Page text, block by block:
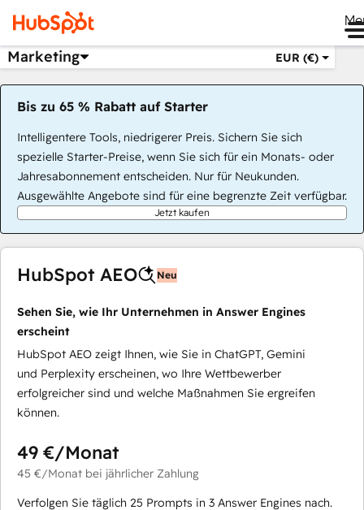
Marketing EUR (€)
Bis zu 65 % Rabatt auf Starter
Intelligentere Tools, niedrigerer Preis. Sichern Sie sich
spezielle Starter-Preise, wenn Sie sich für ein Monats- oder
Jahresabonnement entscheiden. Nur für Neukunden.
Ausgewählte Angebote sind für eine begrenzte Zeit verfügbar.
Jetzt kaufen
HubSpot AEO Neu
Sehen Sie, wie Ihr Unternehmen in Answer Engines
erscheint
HubSpot AEO zeigt Ihnen, wie Sie in ChatGPT, Gemini
und Perplexity erscheinen, wo Ihre Wettbewerber
erfolgreicher sind und welche Maßnahmen Sie ergreifen
können.
49 €/Monat
45 €/Monat bei jährlicher Zahlung
Verfolgen Sie täglich 25 Prompts in 3 Answer Engines nach.